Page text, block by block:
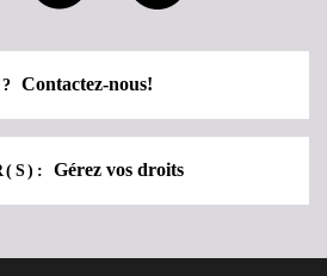
Contactez-nous!
Gérez vos droits